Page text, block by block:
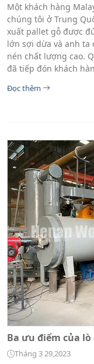
Một khách hàng
chúng tôi ở Trung
xuất pallet gỗ được
lớn sợi dừa và anh ta
nén chất lượng cao.
đã tiếp đón khách
Đọc thêm
Ba ưu điểm của
Tháng 3 29,2023